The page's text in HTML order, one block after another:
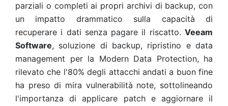
parziali o completi ai propri archivi di backup, con
un impatto drammatico sulla capacità di
recuperare i dati senza pagare il riscatto. Veeam
Software, soluzione di backup, ripristino e data
management per la Modern Data Protection, ha
rilevato che l'80% degli attacchi andati a buon fine
ha preso di mira vulnerabilità note, sottolineando
l'importanza di applicare patch e aggiornare il